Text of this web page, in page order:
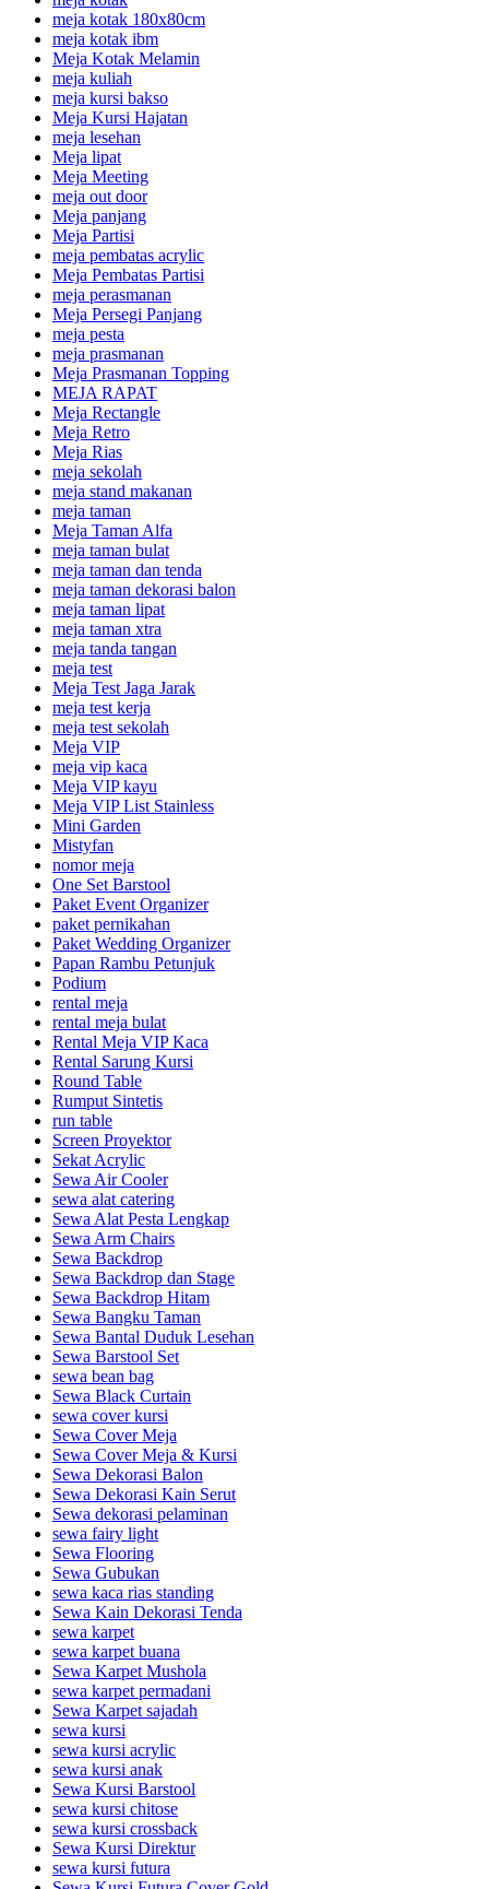
meja kotak 180x80cm
meja kotak ibm
Meja Kotak Melamin
meja kuliah
meja kursi bakso
Meja Kursi Hajatan
meja lesehan
Meja lipat
Meja Meeting
meja out door
Meja panjang
Meja Partisi
meja pembatas acrylic
Meja Pembatas Partisi
meja perasmanan
Meja Persegi Panjang
meja pesta
meja prasmanan
Meja Prasmanan Topping
MEJA RAPAT
Meja Rectangle
Meja Retro
Meja Rias
meja sekolah
meja stand makanan
meja taman
Meja Taman Alfa
meja taman bulat
meja taman dan tenda
meja taman dekorasi balon
meja taman lipat
meja taman xtra
meja tanda tangan
meja test
Meja Test Jaga Jarak
meja test kerja
meja test sekolah
Meja VIP
meja vip kaca
Meja VIP kayu
Meja VIP List Stainless
Mini Garden
Mistyfan
nomor meja
One Set Barstool
Paket Event Organizer
paket pernikahan
Paket Wedding Organizer
Papan Rambu Petunjuk
Podium
rental meja
rental meja bulat
Rental Meja VIP Kaca
Rental Sarung Kursi
Round Table
Rumput Sintetis
run table
Screen Proyektor
Sekat Acrylic
Sewa Air Cooler
sewa alat catering
Sewa Alat Pesta Lengkap
Sewa Arm Chairs
Sewa Backdrop
Sewa Backdrop dan Stage
Sewa Backdrop Hitam
Sewa Bangku Taman
Sewa Bantal Duduk Lesehan
Sewa Barstool Set
sewa bean bag
Sewa Black Curtain
sewa cover kursi
Sewa Cover Meja
Sewa Cover Meja & Kursi
Sewa Dekorasi Balon
Sewa Dekorasi Kain Serut
Sewa dekorasi pelaminan
sewa fairy light
Sewa Flooring
Sewa Gubukan
sewa kaca rias standing
Sewa Kain Dekorasi Tenda
sewa karpet
sewa karpet buana
Sewa Karpet Mushola
sewa karpet permadani
Sewa Karpet sajadah
sewa kursi
sewa kursi acrylic
sewa kursi anak
Sewa Kursi Barstool
sewa kursi chitose
sewa kursi crossback
Sewa Kursi Direktur
sewa kursi futura